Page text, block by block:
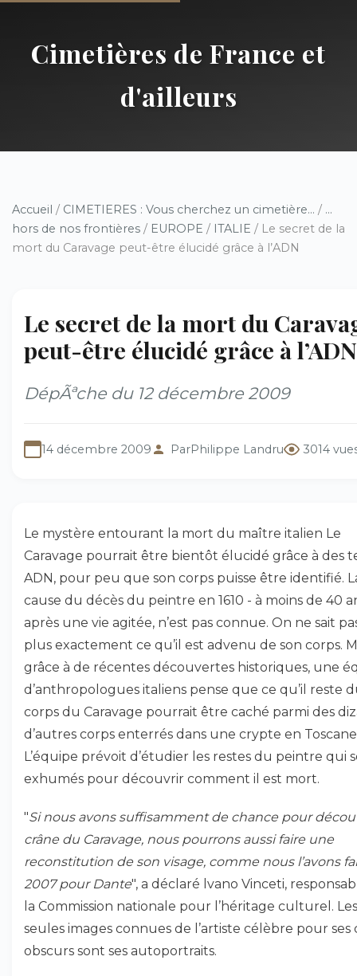
Cimetières de France et
d'ailleurs
Accueil / CIMETIERES : Vous cherchez un cimetière... / ...
hors de nos frontières / EUROPE / ITALIE / Le secret de la
mort du Caravage peut-être élucidé grâce à l’ADN
Le secret de la mort du
peut-être élucidé grâce à l’ADN
DépÃªche du 12 décembre 2009
14 décembre 2009 ParPhilippe Landru 3014
Le mystère entourant la mort du maître italien Le
Caravage pourrait être bientôt élucidé grâce à des
ADN, pour peu que son corps puisse être identifié.
cause du décès du peintre en 1610 - à moins de 40
après une vie agitée, n’est pas connue. On ne sait
plus exactement ce qu’il est advenu de son corps.
grâce à de récentes découvertes historiques, une
d’anthropologues italiens pense que ce qu’il reste
corps du Caravage pourrait être caché parmi des
d’autres corps enterrés dans une crypte en
L’équipe prévoit d’étudier les restes du peintre qui
exhumés pour découvrir comment il est mort.
"Si nous avons suffisamment de chance pour
crâne du Caravage, nous pourrons aussi faire une
reconstitution de son visage, comme nous l’avons
2007 pour Dante", a déclaré lvano Vinceti,
la Commission nationale pour l’héritage culturel. Les
seules images connues de l’artiste célèbre pour ses
obscurs sont ses autoportraits.